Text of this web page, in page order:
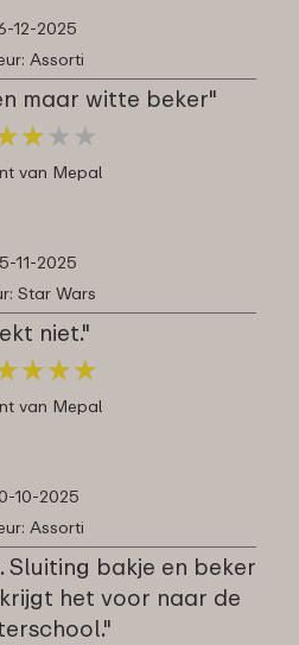
12-2025
Assorti
maar witte beker"
★ ★ ★
★ ★ ★
van Mepal
11-2025
Star Wars
niet."
★★★
★★★
van Mepal
10-2025
Assorti
Sluiting bakje en beker
het voor naar de